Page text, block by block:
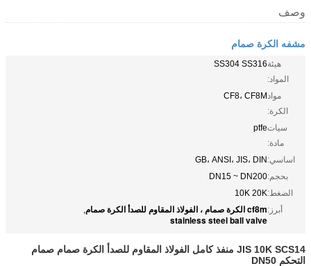
وصف
مشفه الكرة صمام
هيئة
المواد:
SS304 SS316
مواد
الكرة:
CF8، CF8M
سيات
مادة:
ptfe
اساسي:GB، ANSI، JIS، DIN
بحجم:DN15 ~ DN200
الضغط:10K 20K
أبرز:cf8m الكرة صمام ، الفولاذ المقاوم للصدأ الكرة صمام ,
stainless steel ball valve
JIS 10K SCS14 منفذ كامل الفولاذ المقاوم للصدأ الكرة صمام صمام
التحكم DN50